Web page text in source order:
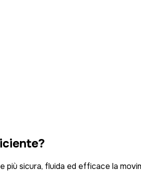
sicura, fluida ed efficace la